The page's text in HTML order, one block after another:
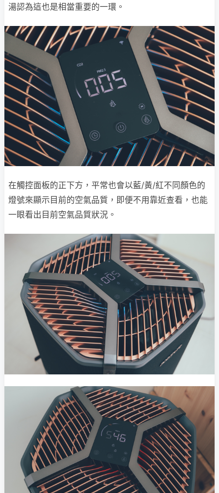
湯認為這也是相當重要的一環。
在觸控面板的正下方，平常也會以藍/黃/紅不同顏色的
燈號來顯示目前的空氣品質，即便不用靠近查看，也能
一眼看出目前空氣品質狀況。